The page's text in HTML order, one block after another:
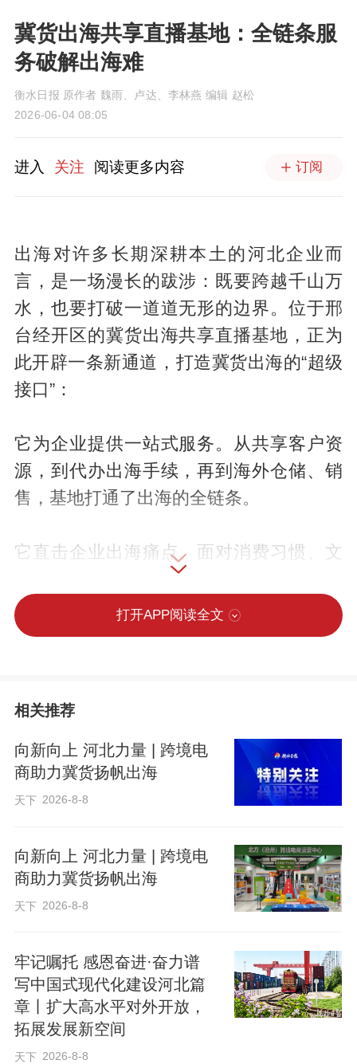
冀货出海共享直播基地：全链条服
务破解出海难
衡水日报 原作者 魏雨、卢达、李林燕 编辑 赵松
2026-06-04 08:05
进入 关注 阅读更多内容 订阅
出海对许多长期深耕本土的河北企业而
言，是一场漫长的跋涉：既要跨越千山万
水，也要打破一道道无形的边界。位于邢
台经开区的冀货出海共享直播基地，正为
此开辟一条新通道，打造冀货出海的“超级
接口”：
它为企业提供一站式服务。从共享客户资
源，到代办出海手续，再到海外仓储、销
售，基地打通了出海的全链条。
它直击企业出海痛点。面对消费习惯、文
化背景差异，基地用本地化运营、精准营
销破解“水土不服”，助力企业深耕海外市
场。
场一线信息倒逼生产，让“产品出海”带
动“产业升级”，推动我省特色产业优化提
升。
“这款豆腐猫砂吸水率、结块性都超出预
期。不过，2.5千克的包装有点小，希望能
5月26日，河北通旺农业生物科技有限公司
（以下简称“通旺科技”）副总经理张静收到
美国客户反馈时，距离她寄出样品刚过去
打开APP阅读全文
相关推荐
向新向上 河北力量 | 跨境电
商助力冀货扬帆出海
天下 2026-8-8
向新向上 河北力量 | 跨境电
商助力冀货扬帆出海
天下 2026-8-8
牢记嘱托 感恩奋进·奋力谱
写中国式现代化建设河北篇
章丨扩大高水平对外开放，
拓展发展新空间
天下 2026-8-8